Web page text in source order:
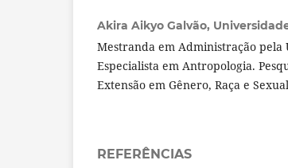
Akira Aikyo Galvão,
Mestranda em Administração pela
Especialista em Antropologia.
Extensão em Gênero, Raça e
REFERÊNCIAS